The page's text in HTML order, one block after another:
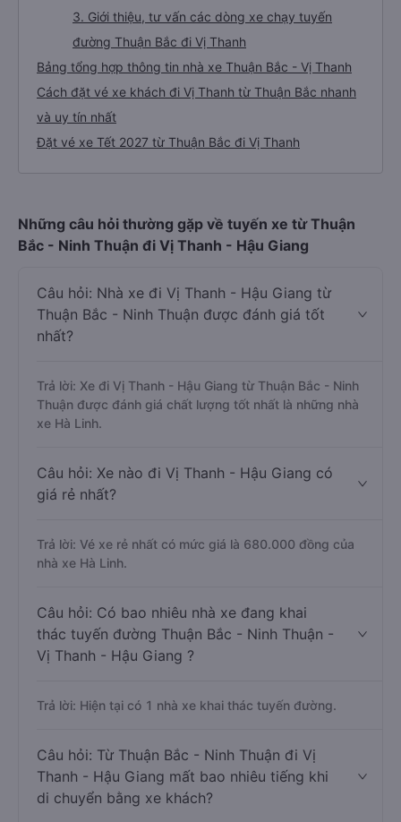
3. Giới thiệu, tư vấn các dòng xe chạy tuyến
đường Thuận Bắc đi Vị Thanh
Bảng tổng hợp thông tin nhà xe Thuận Bắc - Vị Thanh
Cách đặt vé xe khách đi Vị Thanh từ Thuận Bắc nhanh
và uy tín nhất
Đặt vé xe Tết 2027 từ Thuận Bắc đi Vị Thanh
Những câu hỏi thường gặp về tuyến xe từ Thuận
Bắc - Ninh Thuận đi Vị Thanh - Hậu Giang
Câu hỏi: Nhà xe đi Vị Thanh - Hậu Giang từ
Thuận Bắc - Ninh Thuận được đánh giá tốt
nhất?
Trả lời: Xe đi Vị Thanh - Hậu Giang từ Thuận Bắc - Ninh
Thuận được đánh giá chất lượng tốt nhất là những nhà
xe Hà Linh.
Câu hỏi: Xe nào đi Vị Thanh - Hậu Giang có
giá rẻ nhất?
Trả lời: Vé xe rẻ nhất có mức giá là 680.000 đồng của
nhà xe Hà Linh.
Câu hỏi: Có bao nhiêu nhà xe đang khai
thác tuyến đường Thuận Bắc - Ninh Thuận -
Vị Thanh - Hậu Giang ?
Trả lời: Hiện tại có 1 nhà xe khai thác tuyến đường.
Câu hỏi: Từ Thuận Bắc - Ninh Thuận đi Vị
Thanh - Hậu Giang mất bao nhiêu tiếng khi
di chuyển bằng xe khách?